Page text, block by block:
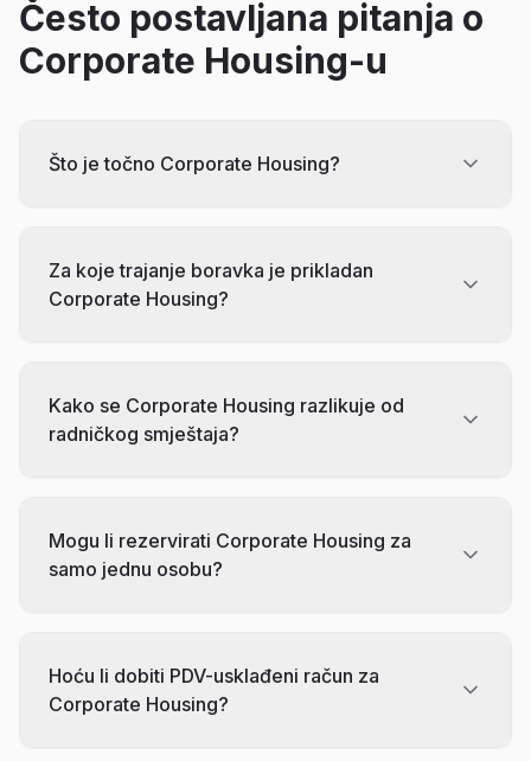
Često postavljana pitanja o
Corporate Housing-u
Što je točno Corporate Housing?
Za koje trajanje boravka je prikladan
Corporate Housing?
Kako se Corporate Housing razlikuje od
radničkog smještaja?
Mogu li rezervirati Corporate Housing za
samo jednu osobu?
Hoću li dobiti PDV-usklađeni račun za
Corporate Housing?